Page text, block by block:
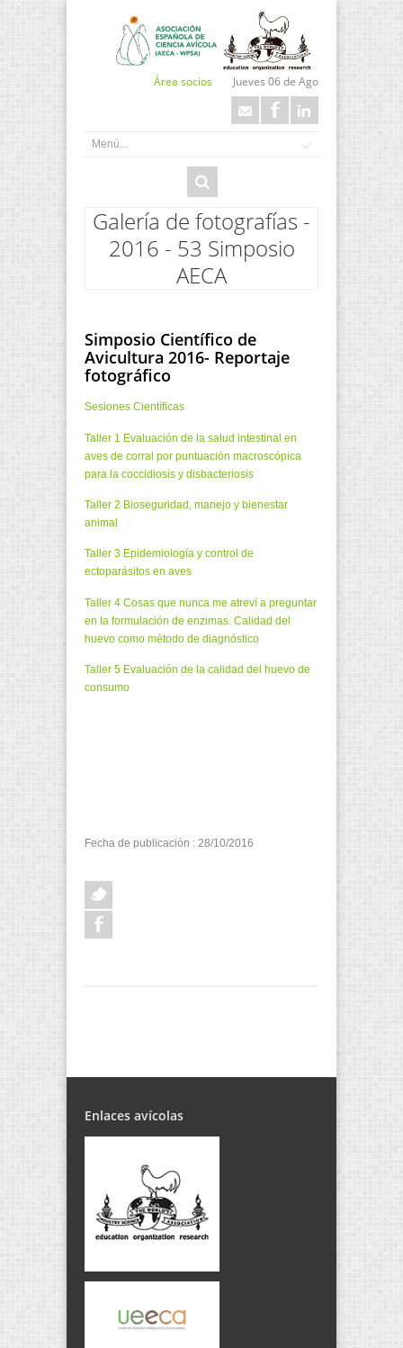
Área socios Jueves 06 de Ago
Galería de fotografías -
2016 - 53 Simposio
AECA
Simposio Científico de
Avicultura 2016- Reportaje
fotográfico
Sesiones Científicas
Taller 1 Evaluación de la salud intestinal en
aves de corral por puntuación macroscópica
para la coccidiosis y disbacteriosis
Taller 2 Bioseguridad, manejo y bienestar
animal
Taller 3 Epidemiología y control de
ectoparásitos en aves
Taller 4 Cosas que nunca me atreví a preguntar
en la formulación de enzimas. Calidad del
huevo como método de diagnóstico
Taller 5 Evaluación de la calidad del huevo de
consumo
Fecha de publicación : 28/10/2016
Enlaces avícolas